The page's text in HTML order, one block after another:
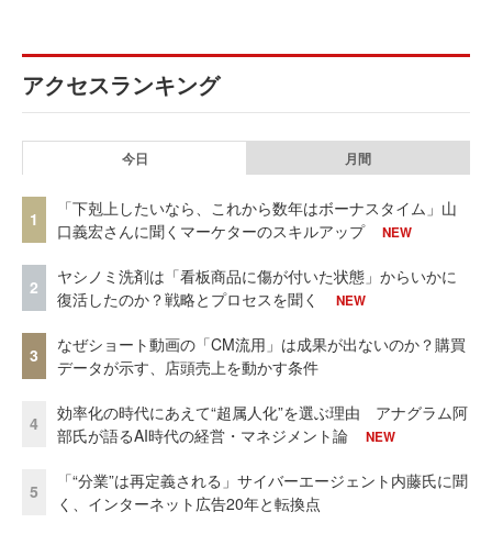
アクセスランキング
今日 月間
1
「下剋上したいなら、これから数年はボーナスタイム」山
口義宏さんに聞くマーケターのスキルアップ
NEW
2
ヤシノミ洗剤は「看板商品に傷が付いた状態」からいかに
復活したのか？戦略とプロセスを聞く
NEW
3
なぜショート動画の「CM流用」は成果が出ないのか？購買
データが示す、店頭売上を動かす条件
4
効率化の時代にあえて“超属人化”を選ぶ理由 アナグラム阿
部氏が語るAI時代の経営・マネジメント論
NEW
5
「“分業”は再定義される」サイバーエージェント内藤氏に聞
く、インターネット広告20年と転換点